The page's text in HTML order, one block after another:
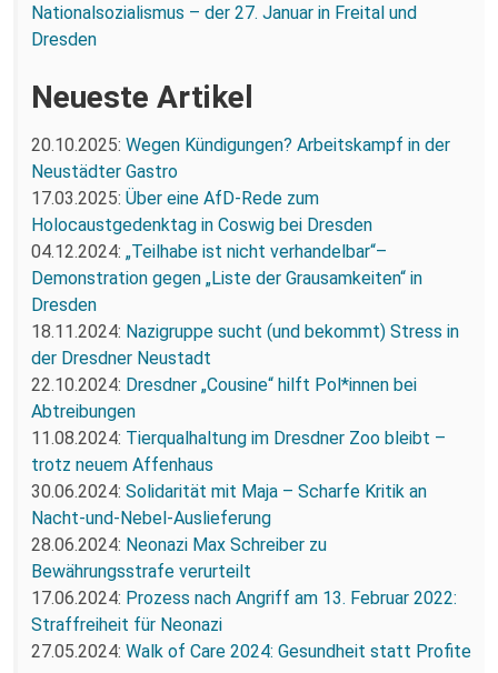
Nationalsozialismus – der 27. Januar in Freital und
Dresden
Neueste Artikel
20.10.2025: Wegen Kündigungen? Arbeitskampf in der
Neustädter Gastro
17.03.2025: Über eine AfD-Rede zum
Holocaustgedenktag in Coswig bei Dresden
04.12.2024: „Teilhabe ist nicht verhandelbar“–
Demonstration gegen „Liste der Grausamkeiten“ in
Dresden
18.11.2024: Nazigruppe sucht (und bekommt) Stress in
der Dresdner Neustadt
22.10.2024: Dresdner „Cousine“ hilft Pol*innen bei
Abtreibungen
11.08.2024: Tierqualhaltung im Dresdner Zoo bleibt –
trotz neuem Affenhaus
30.06.2024: Solidarität mit Maja – Scharfe Kritik an
Nacht-und-Nebel-Auslieferung
28.06.2024: Neonazi Max Schreiber zu
Bewährungsstrafe verurteilt
17.06.2024: Prozess nach Angriff am 13. Februar 2022:
Straffreiheit für Neonazi
27.05.2024: Walk of Care 2024: Gesundheit statt Profite